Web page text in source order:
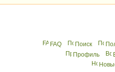
FAQ Поиск
Профиль